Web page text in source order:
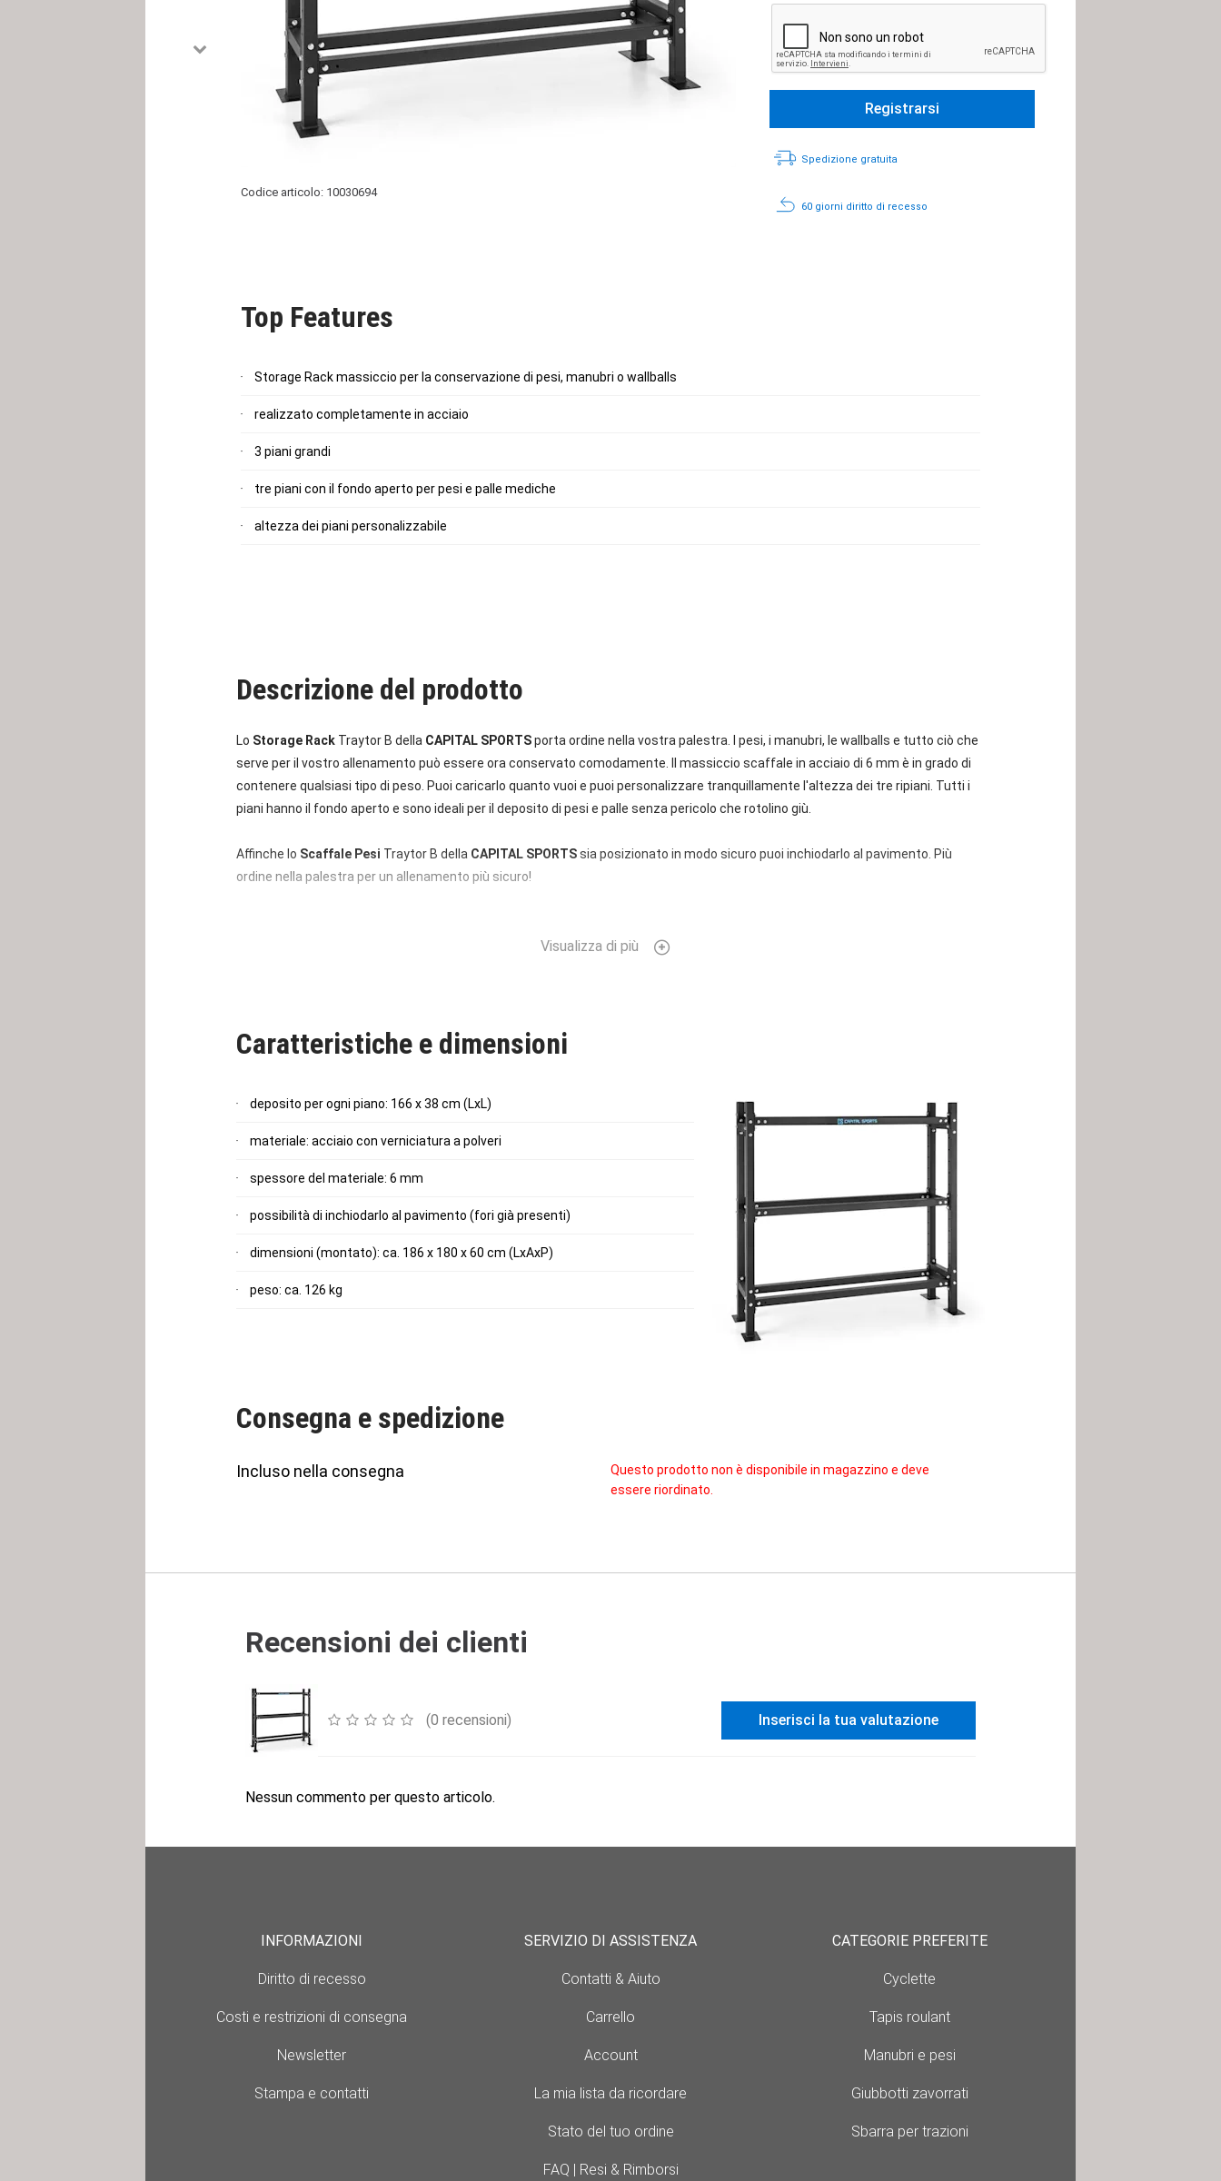
Spedizione gratuita
60 giorni diritto di recesso
Codice articolo: 10030694
Top Features
Storage Rack massiccio per la conservazione di pesi, manubri o wallballs
realizzato completamente in acciaio
3 piani grandi
tre piani con il fondo aperto per pesi e palle mediche
altezza dei piani personalizzabile
Descrizione del prodotto
Lo Storage Rack Traytor B della CAPITAL SPORTSporta ordine nella vostra palestra. I pesi, i manubri, le wallballs e tutto ciò che
serve per il vostro allenamento può essere ora conservato comodamente. Il massiccio scaffale in acciaio di 6 mm è in grado di
contenere qualsiasi tipo di peso. Puoi caricarlo quanto vuoi e puoi personalizzare tranquillamente l'altezza dei tre ripiani. Tutti i
piani hanno il fondo aperto e sono ideali per il deposito di pesi e palle senza pericolo che rotolino giù.
Affinche lo Scaffale Pesi Traytor B della CAPITAL SPORTSsia posizionato in modo sicuro puoi inchiodarlo al pavimento. Più
ordine nella palestra per un allenamento più sicuro!
Visualizza di più
Caratteristiche e dimensioni
deposito per ogni piano: 166 x 38 cm (LxL)
materiale: acciaio con verniciatura a polveri
spessore del materiale: 6 mm
possibilità di inchiodarlo al pavimento (fori già presenti)
dimensioni (montato): ca. 186 x 180 x 60 cm (LxAxP)
peso: ca. 126 kg
Consegna e spedizione
Incluso nella consegna
Questo prodotto non è disponibile in magazzino e deve
essere riordinato.
Recensioni dei clienti
(0 recensioni) Inserisci la tua valutazione
Nessun commento per questo articolo.
INFORMAZIONI
Diritto di recesso
Costi e restrizioni di consegna
Newsletter
Stampa e contatti
SERVIZIO DI ASSISTENZA
Contatti & Aiuto
Carrello
Account
La mia lista da ricordare
Stato del tuo ordine
FAQ | Resi & Rimborsi
CATEGORIE PREFERITE
Cyclette
Tapis roulant
Manubri e pesi
Giubbotti zavorrati
Sbarra per trazioni